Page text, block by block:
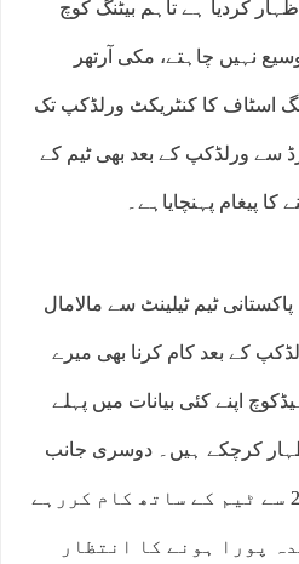
کردیا ہے تاہم بیٹنگ کوچ
نہیں چاہتے، مکی آرتھر
اسٹاف کا کنٹریکٹ ورلڈکپ تک
سے ورلڈکپ کے بعد بھی ٹیم کے
پیغام پہنچایاہے۔
ٹیم ٹیلینٹ سے مالامال
کے بعد کام کرنا بھی میرے
اپنے کئی بیانات میں پہلے
کرچکے ہیں۔ دوسری جانب
بیٹنگ کوچ گرانٹ فلاور 2014 سے ٹیم کے ساتھ کام کررہے
پورا ہونے کا انتظار